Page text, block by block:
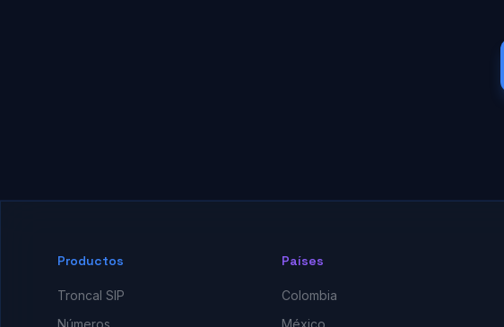
Productos
Troncal SIP
Números
Países
Colombia
México